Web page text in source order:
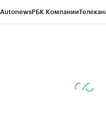
AutonewsРБК Компании